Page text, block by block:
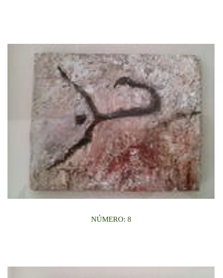
NÚMERO: 8